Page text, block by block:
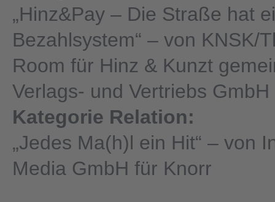
„Hinz&Pay – Die Straße hat
Bezahlsystem“ – von KNSK/
Room für Hinz & Kunzt
Verlags- und Vertriebs GmbH
Kategorie Relation:
„Jedes Ma(h)l ein Hit“ – von
Media GmbH für Knorr